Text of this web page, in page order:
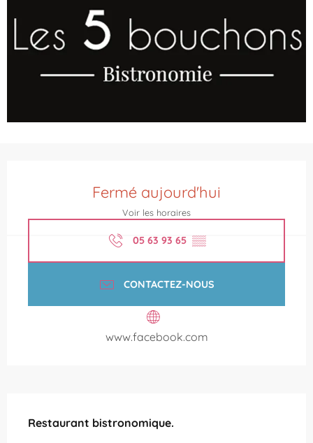
Fermé aujourd'hui
Voir les horaires
05 63 93 65 ▒▒
CONTACTEZ-NOUS
www.facebook.com
Restaurant bistronomique.